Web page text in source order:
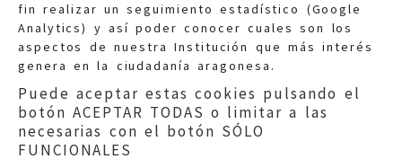
fin realizar un seguimiento estadístico (Google
Analytics) y así poder conocer cuales son los
aspectos de nuestra Institución que más interés
genera en la ciudadanía aragonesa.
Puede aceptar estas cookies pulsando el
botón ACEPTAR TODAS o limitar a las
necesarias con el botón SÓLO
FUNCIONALES
Información general:
informacion@eljusticiadearagon.es
Teléfonos:900 210 210/